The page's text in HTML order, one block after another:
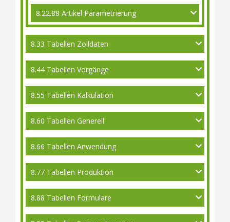
8.22.88 Artikel Parametrierung
8.33 Tabellen Zolldaten
8.44 Tabellen Vorgänge
8.55 Tabellen Kalkulation
8.60 Tabellen Generell
8.66 Tabellen Anwendung
8.77 Tabellen Produktion
8.88 Tabellen Formulare